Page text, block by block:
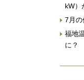
kW）
7月
福地
に？